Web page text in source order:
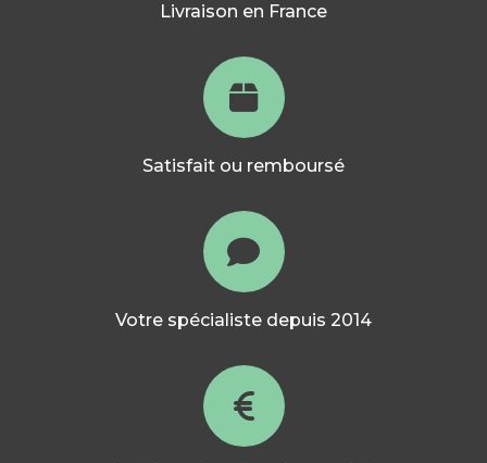
Livraison en France
Satisfait ou remboursé
Votre spécialiste depuis 2014